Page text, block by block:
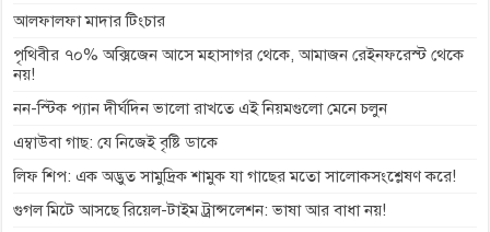
আলফালফা মাদার টিংচার
পৃথিবীর ৭০% অক্সিজেন আসে মহাসাগর থেকে, আমাজন রেইনফরেস্ট থেকে
নয়!
নন-স্টিক প্যান দীর্ঘদিন ভালো রাখতে এই নিয়মগুলো মেনে চলুন
এম্বাউবা গাছ: যে নিজেই বৃষ্টি ডাকে
লিফ শিপ: এক অদ্ভুত সামুদ্রিক শামুক যা গাছের মতো সালোকসংশ্লেষণ করে!
গুগল মিটে আসছে রিয়েল-টাইম ট্রান্সলেশন: ভাষা আর বাধা নয়!